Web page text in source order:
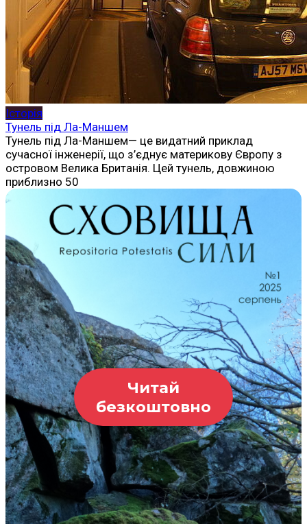
Історія
Тунель під Ла-Маншем
Тунель під Ла-Маншем— це видатний приклад
сучасної інженерії, що з’єднує материкову Європу з
островом Велика Британія. Цей тунель, довжиною
приблизно 50
Читай
безкоштовно